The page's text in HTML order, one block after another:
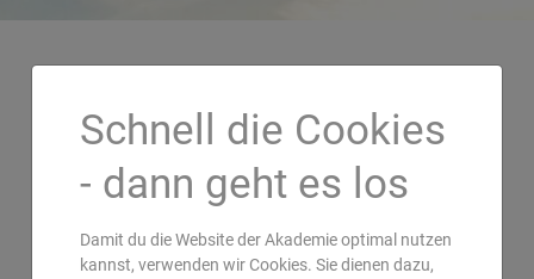
Schnell die Cookies
- dann geht es los
Damit du die Website der Akademie optimal nutzen
kannst, verwenden wir Cookies. Sie dienen dazu,